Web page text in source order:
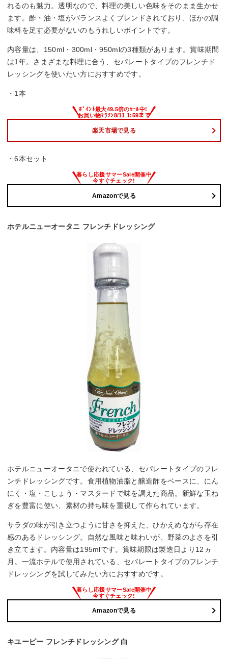
れるのも魅力。透明なので、料理の美しい色味をそのまま生かせ
ます。酢・油・塩がバランスよくブレンドされており、ほかの調
味料を足す必要がないのもうれしいポイントです。
内容量は、150ml・300ml・950mlの3種類があります。賞味期間
は1年。さまざまな料理に合う、セパレートタイプのフレンチド
レッシングを使いたい方におすすめです。
・1本
楽天市場で見る
・6本セット
Amazonで見る
ホテルニューオータニ フレンチドレッシング
ホテルニューオータニで使われている、セパレートタイプのフレ
ンチドレッシングです。食用植物油脂と醸造酢をベースに、にん
にく・塩・こしょう・マスタードで味を調えた商品。新鮮な玉ね
ぎを豊富に使い、素材の持ち味を重視して作られています。
サラダの味が引き立つように甘さを抑えた、ひかえめながら存在
感のあるドレッシング。自然な風味と味わいが、野菜のよさを引
き立てます。内容量は195mlです。賞味期限は製造日より12ヵ
月。一流ホテルで使用されている、セパレートタイプのフレンチ
ドレッシングを試してみたい方におすすめです。
Amazonで見る
キユーピー フレンチドレッシング 白